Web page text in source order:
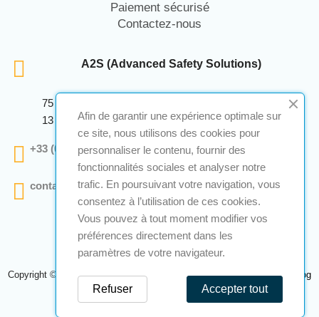
Paiement sécurisé
Contactez-nous
A2S (Advanced Safety Solutions)
75 Avenue Marcellin Berthelot Anthelios Bâtiment E
13 290 Aix En Provence
+33 (0)4 12 28 00 69
contact@a2s-atex.com
Copyright © 2026 A2S Atex. Tous droits réservés. Une réalisationNavilog
Afin de garantir une expérience optimale sur
ce site, nous utilisons des cookies pour
personnaliser le contenu, fournir des
fonctionnalités sociales et analyser notre
trafic. En poursuivant votre navigation, vous
consentez à l’utilisation de ces cookies.
Vous pouvez à tout moment modifier vos
préférences directement dans les
paramètres de votre navigateur.
Accepter tout
Refuser